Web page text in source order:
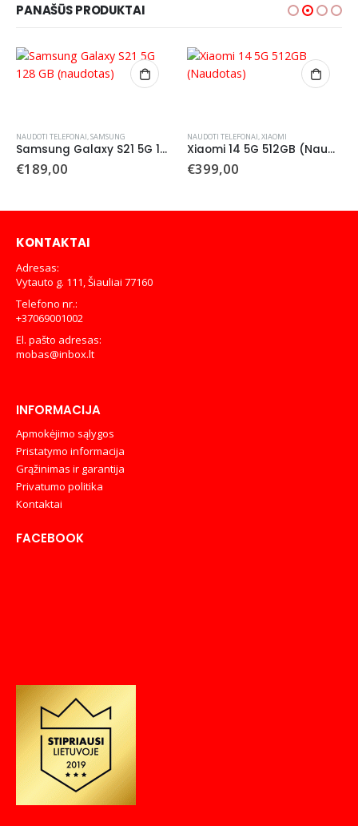
PANAŠŪS PRODUKTAI
NAUDOTI TELEFONAI,SAMSUNG
Samsung Galaxy S21 5G 128 GB (naudotas)
€189,00
NAUDOTI TELEFONAI,XIAOMI
Xiaomi 14 5G 512GB (Naudotas)
€399,00
KONTAKTAI
Adresas:
Vytauto g. 111, Šiauliai 77160
Telefono nr.:
+37069001002
El. pašto adresas:
mobas@inbox.lt
INFORMACIJA
Apmokėjimo sąlygos
Pristatymo informacija
Grąžinimas ir garantija
Privatumo politika
Kontaktai
FACEBOOK